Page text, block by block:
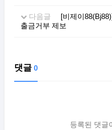
다음글
[비제이
출금거부 제보
댓글 0
등록된 댓글